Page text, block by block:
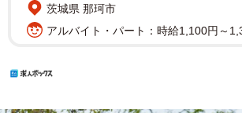
茨城県 那珂市
アルバイト・パート：時給1,100円～